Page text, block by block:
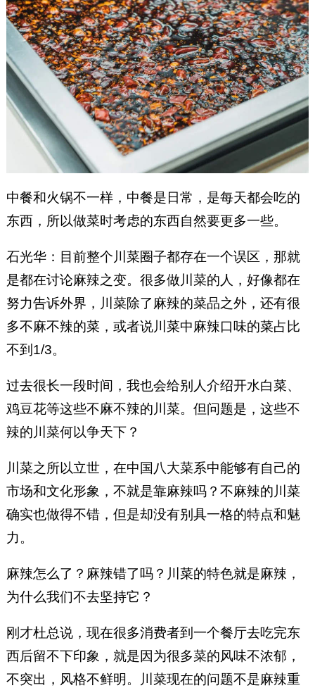
中餐和火锅不一样，中餐是日常，是每天都会吃的
东西，所以做菜时考虑的东西自然要更多一些。
石光华：目前整个川菜圈子都存在一个误区，那就
是都在讨论麻辣之变。很多做川菜的人，好像都在
努力告诉外界，川菜除了麻辣的菜品之外，还有很
多不麻不辣的菜，或者说川菜中麻辣口味的菜占比
不到1/3。
过去很长一段时间，我也会给别人介绍开水白菜、
鸡豆花等这些不麻不辣的川菜。但问题是，这些不
辣的川菜何以争天下？
川菜之所以立世，在中国八大菜系中能够有自己的
市场和文化形象，不就是靠麻辣吗？不麻辣的川菜
确实也做得不错，但是却没有别具一格的特点和魅
力。
麻辣怎么了？麻辣错了吗？川菜的特色就是麻辣，
为什么我们不去坚持它？
刚才杜总说，现在很多消费者到一个餐厅去吃完东
西后留不下印象，就是因为很多菜的风味不浓郁，
不突出，风格不鲜明。川菜现在的问题不是麻辣重